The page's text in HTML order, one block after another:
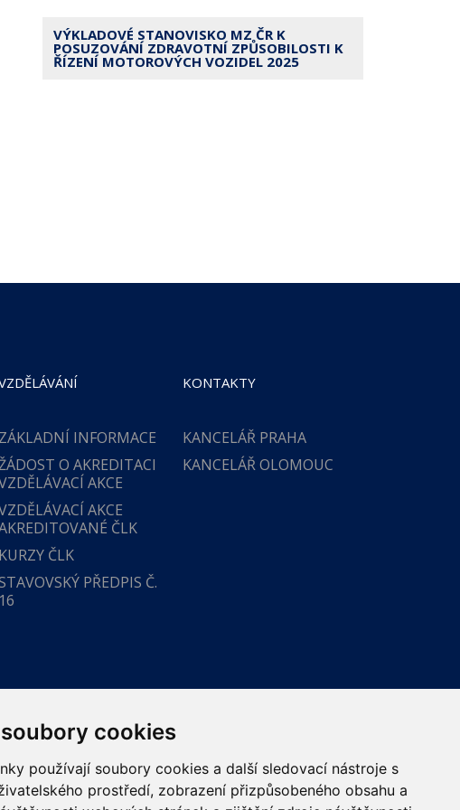
cookies
používají soubory cookies a další sledovací nástroje s
prostředí, zobrazení přizpůsobeného obsahu a
VÝKLADOVÉ STANOVISKO MZ ČR K
POSUZOVÁNÍ ZDRAVOTNÍ ZPŮSOBILOSTI K
ŘÍZENÍ MOTOROVÝCH VOZIDEL 2025
ZÁKLADNÍ INFORMACE
O AKREDITACI
AKCE
AKCE
ČLK
KURZY ČLK
PŘEDPIS Č.
16
KONTAKTY
KANCELÁŘ PRAHA
KANCELÁŘ OLOMOUC